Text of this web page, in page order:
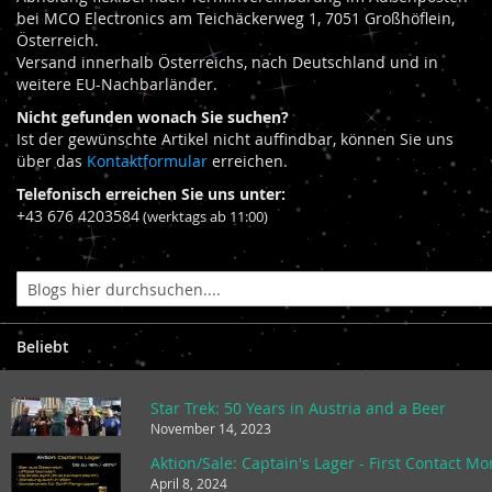
bei MCO Electronics am Teichäckerweg 1, 7051 Großhöflein,
Österreich.
Versand innerhalb Österreichs, nach Deutschland und in
weitere EU-Nachbarländer.
Nicht gefunden wonach Sie suchen?
Ist der gewünschte Artikel nicht auffindbar, können Sie uns
über das Kontaktformular erreichen.
Telefonisch erreichen Sie uns unter:
+43 676 4203584(werktags ab 11:00)
Beliebt
Star Trek: 50 Years in Austria and a Beer
November 14, 2023
Aktion/Sale: Captain's Lager - First Contact
April 8, 2024